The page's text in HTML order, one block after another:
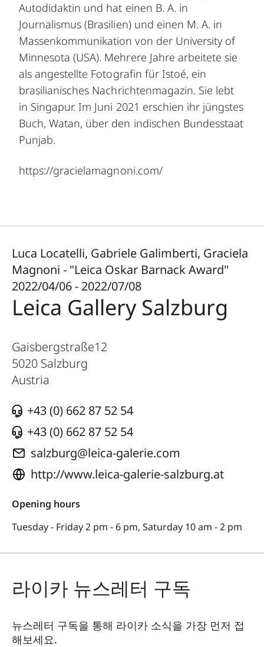
Autodidaktin und hat einen B. A. in
Journalismus (Brasilien) und einen M. A. in
Massenkommunikation von der University of
Minnesota (USA). Mehrere Jahre arbeitete sie
als angestellte Fotografin für Istoé, ein
brasilianisches Nachrichtenmagazin. Sie lebt
in Singapur. Im Juni 2021 erschien ihr jüngstes
Buch, Watan, über den indischen Bundesstaat
Punjab.
https://gracielamagnoni.com/
Luca Locatelli, Gabriele Galimberti, Graciela
Magnoni - "Leica Oskar Barnack Award"
2022/04/06 - 2022/07/08
Leica Gallery Salzburg
Gaisbergstraße12
5020 Salzburg
Austria
+43 (0) 662 87 52 54
+43 (0) 662 87 52 54
salzburg@leica-galerie.com
http://www.leica-galerie-salzburg.at
Opening hours
Tuesday - Friday 2 pm - 6 pm, Saturday 10 am - 2 pm
라이카 뉴스레터 구독
뉴스레터 구독을 통해 라이카 소식을 가장 먼저 접
해보세요.